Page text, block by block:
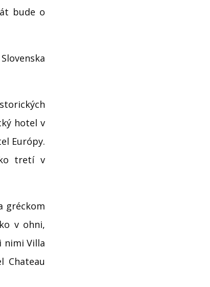
bude o
hotel v
Európy.
tretí v
gréckom
v ohni,
nimi Villa
Chateau